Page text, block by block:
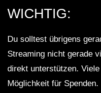
WICHTIG:
Du solltest übrigens
Streaming nicht gerade
direkt unterstützen.
Möglichkeit für